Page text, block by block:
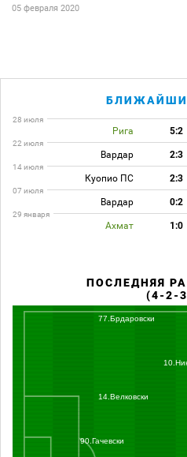
05 февраля 2020
28 июля
Рига 5:2
22 июля
Вардар 2:3
14 июля
Куопио ПС 2:3
07 июля
Вардар 0:2
29 января
Ахмат 1:0
ПОСЛЕДНЯЯ
(4-2-
77.Брдаровски
14.Велковски
90.Гачевски